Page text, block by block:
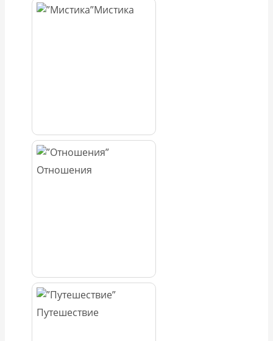
Мистика
Отношения
Путешествие